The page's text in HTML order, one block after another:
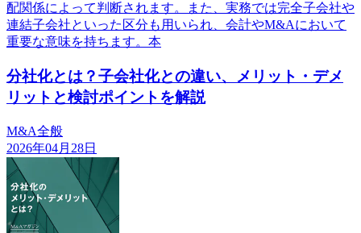
配関係によって判断されます。また、実務では完全子会社や
連結子会社といった区分も用いられ、会計やM&Aにおいて
重要な意味を持ちます。本
分社化とは？子会社化との違い、メリット・デメ
リットと検討ポイントを解説
M&A全般
2026年04月28日